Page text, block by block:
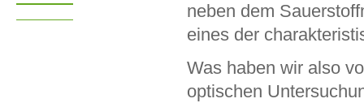
neben dem
eines der
Was haben wir also
optischen